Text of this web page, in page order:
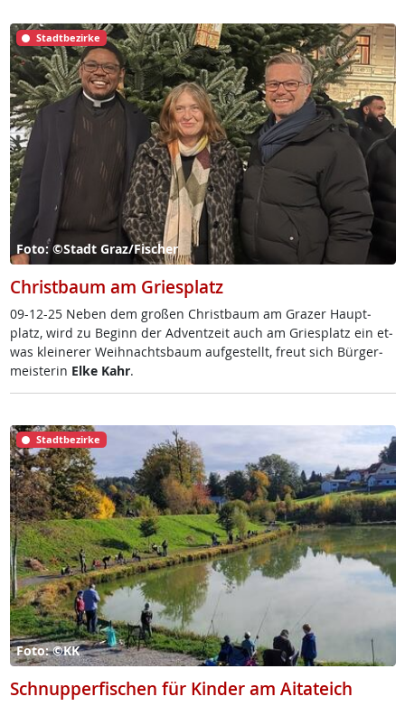
Stadtbezirke
Foto: ©Stadt Graz/Fischer
Christbaum am Griesplatz
09-12-25 Ne­ben dem gro­ßen Christ­baum am Gra­zer Haupt­
platz, wird zu Be­ginn der Ad­v­ent­zeit auch am Gries­platz ein et­
was klei­ne­rer Weih­nachts­baum auf­ge­s­tellt, freut sich Bür­ger­
meis­te­rin El­ke Kahr.
Stadtbezirke
Foto: ©KK
Schnupperfischen für Kinder am Aitateich